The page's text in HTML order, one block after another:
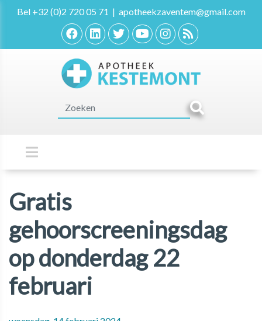
Bel +32 (0)2 720 05 71 | apotheekzaventem@gmail.com
Gratis
gehoorscreeningsdag
op donderdag 22
februari